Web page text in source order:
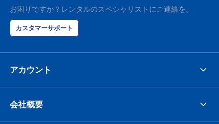
お困りですか？レンタルのスペシャリストにご連絡を。
カスタマーサポート
アカウント
会社概要